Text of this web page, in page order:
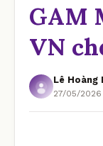
GAM
VN
Lê Hoàng
27/05/2026